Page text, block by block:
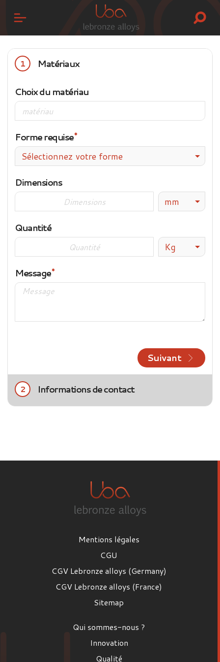
1 Matériaux
Choix du matériau
Forme requise
Sélectionnez votre forme
Dimensions
mm
Quantité
Kg
Message
Suivant
2 Informations de contact
Mentions légales
CGU
CGV Lebronze alloys (Germany)
CGV Lebronze alloys (France)
Sitemap
Qui sommes-nous ?
Innovation
Qualité